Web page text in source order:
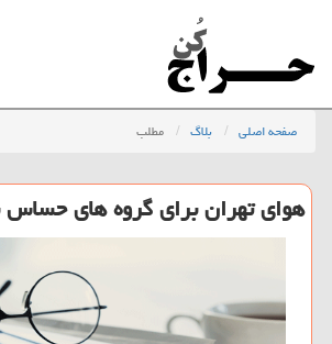
صفحه اصلی بلاگ مطلب
هوای تهران برای گروه های حساس